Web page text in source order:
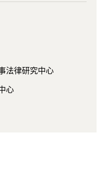
法律研究中心
心